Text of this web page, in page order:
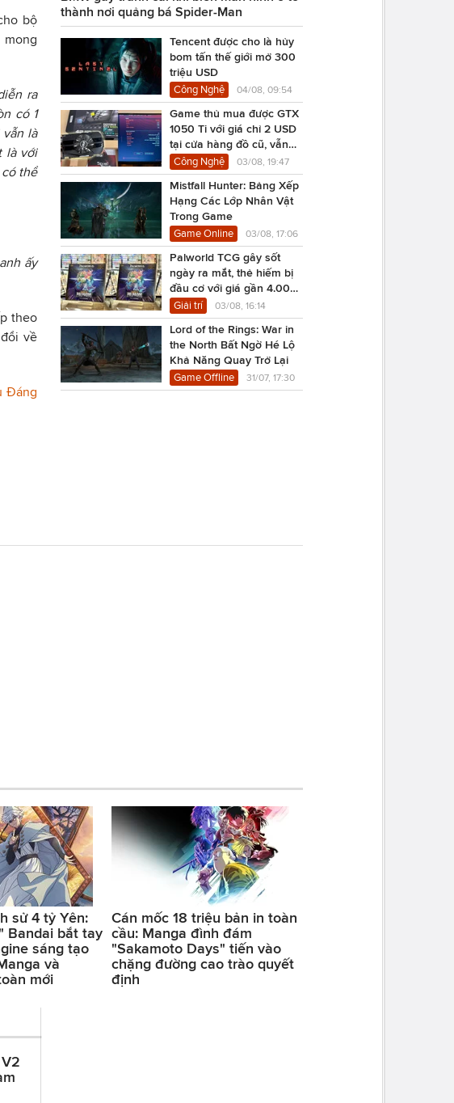
bộ
mong
ra
có 1
là
là với
thể
ấy
theo
về
Đáng
thành nơi quảng bá Spider-Man
Tencent được cho là hủy
bom tấn thế giới mở 300
triệu USD
Công Nghệ 04/08, 09:54
Game thủ mua được GTX
1050 Ti với giá chỉ 2 USD
tại cửa hàng đồ cũ, vẫn
chạy Cyberpunk 2077
Công Nghệ 03/08, 19:47
Mistfall Hunter: Bảng Xếp
Hạng Các Lớp Nhân Vật
Trong Game
Game Online 03/08, 17:06
Palworld TCG gây sốt
ngày ra mắt, thẻ hiếm bị
đầu cơ với giá gần 4.000
USD
Giải trí 03/08, 16:14
Lord of the Rings: War in
the North Bất Ngờ Hé Lộ
Khả Năng Quay Trở Lại
Game Offline 31/07, 17:30
sử 4 tỷ Yên:
Bandai bắt tay
sáng tạo
và
mới
Cán mốc 18 triệu bản in toàn
cầu: Manga đình đám
"Sakamoto Days" tiến vào
chặng đường cao trào quyết
định